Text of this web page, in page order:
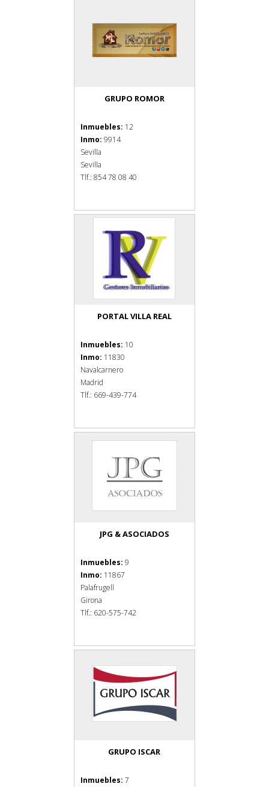
GRUPO ROMOR
Inmuebles: 12
Inmo: 9914
Sevilla
Sevilla
Tlf.: 854 78 08 40
PORTAL VILLA REAL
Inmuebles: 10
Inmo: 11830
Navalcarnero
Madrid
Tlf.: 669-439-774
JPG & ASOCIADOS
Inmuebles: 9
Inmo: 11867
Palafrugell
Girona
Tlf.: 620-575-742
GRUPO ISCAR
Inmuebles: 7